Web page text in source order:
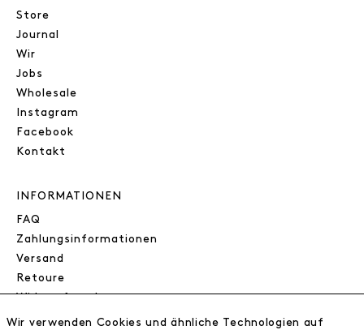
Store
Journal
Wir
Jobs
Wholesale
Instagram
Facebook
Kontakt
INFORMATIONEN
FAQ
Zahlungsinformationen
Versand
Retoure
Widerrufsrecht
Datenschutz
Wir verwenden Cookies und ähnliche Technologien auf